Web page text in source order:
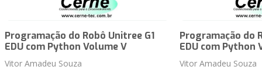
Programação do Robô Unitree G1
EDU com Python Volume V
Vitor Amadeu Souza
Programação do
EDU com Python
Vitor Amadeu Souza